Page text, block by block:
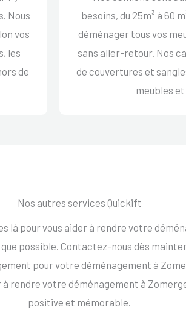
Nous
vos
les
de
besoins, du 25m³ à 60
déménager tous vos
sans aller-retour. Nos
de couvertures et
meubles et
Nos autres services Quickift
là pour vous aider à rendre votre
possible. Contactez-nous dès
pour votre déménagement à
rendre votre déménagement à
positive et mémorable.